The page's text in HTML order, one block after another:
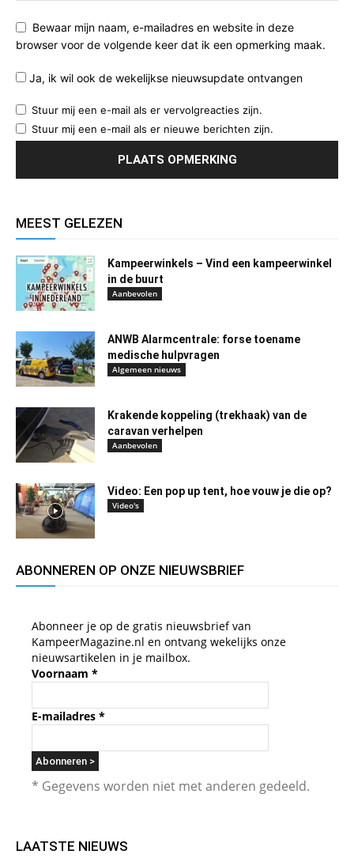
Bewaar mijn naam, e-mailadres en website in deze
browser voor de volgende keer dat ik een opmerking maak.
Ja, ik wil ook de wekelijkse nieuwsupdate ontvangen
Stuur mij een e-mail als er vervolgreacties zijn.
Stuur mij een e-mail als er nieuwe berichten zijn.
MEEST GELEZEN
Kampeerwinkels – Vind een kampeerwinkel
in de buurt
Aanbevolen
ANWB Alarmcentrale: forse toename
medische hulpvragen
Algemeen nieuws
Krakende koppeling (trekhaak) van de
caravan verhelpen
Aanbevolen
Video: Een pop up tent, hoe vouw je die op?
Video's
ABONNEREN OP ONZE NIEUWSBRIEF
Abonneer je op de gratis nieuwsbrief van
KampeerMagazine.nl en ontvang wekelijks onze
nieuwsartikelen in je mailbox.
Voornaam *
E-mailadres *
* Gegevens worden niet met anderen gedeeld.
LAATSTE NIEUWS